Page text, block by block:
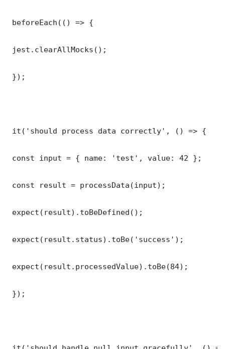
beforeEach(() => {
jest.clearAllMocks();
});
it('should process data correctly', () => {
const input = { name: 'test', value: 42 };
const result = processData(input);
expect(result).toBeDefined();
expect(result.status).toBe('success');
expect(result.processedValue).toBe(84);
});